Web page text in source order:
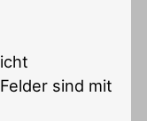
sind mit